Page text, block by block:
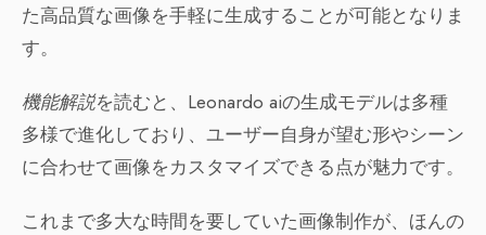
た高品質な画像を手軽に生成することが可能となりま
す。
機能解説を読むと、Leonardo aiの生成モデルは多種
多様で進化しており、ユーザー自身が望む形やシーン
に合わせて画像をカスタマイズできる点が魅力です。
これまで多大な時間を要していた画像制作が、ほんの